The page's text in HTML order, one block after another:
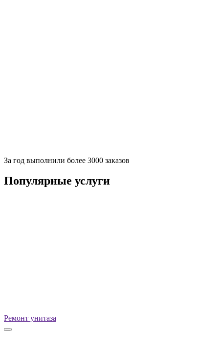
За год выполнили более 3000 заказов
Популярные услуги
Ремонт унитаза